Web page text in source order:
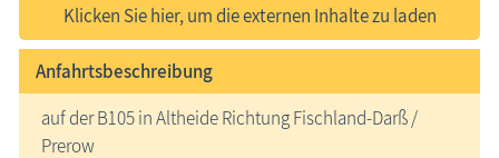
Klicken Sie hier, um die externen Inhalte zu laden
Anfahrtsbeschreibung
auf der B105 in Altheide Richtung Fischland-Darß /
Prerow